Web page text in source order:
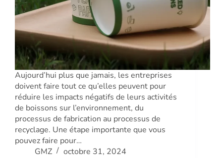
Aujourd’hui plus que jamais, les entreprises
doivent faire tout ce qu’elles peuvent pour
réduire les impacts négatifs de leurs activités
de boissons sur l’environnement, du
processus de fabrication au processus de
recyclage. Une étape importante que vous
pouvez faire pour…
GMZ
octobre 31, 2024